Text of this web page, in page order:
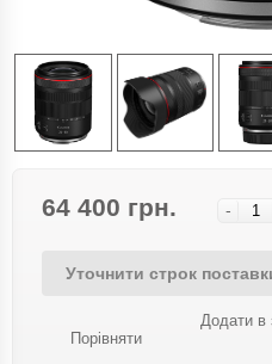
64 400 грн. -
Уточнити строк
Порівняти
Додати в